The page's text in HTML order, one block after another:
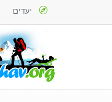
יעדים